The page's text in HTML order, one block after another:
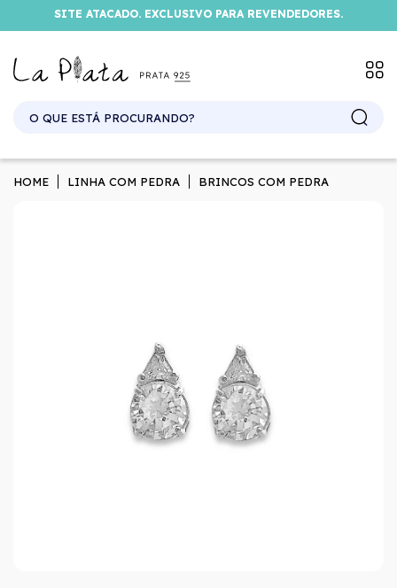
SITE ATACADO. EXCLUSIVO PARA REVENDEDORES.
HOME LINHA COM PEDRA BRINCOS COM PEDRA